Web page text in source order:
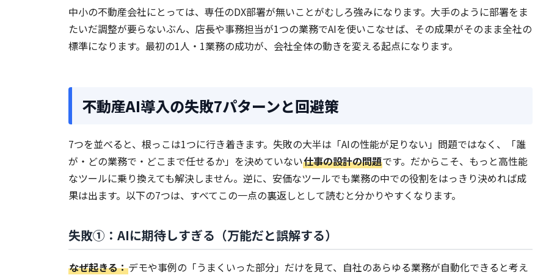
中小の不動産会社にとっては、専任のDX部署が無いことがむしろ強みになります。大手のように部署をま
たいだ調整が要らないぶん、店長や事務担当が1つの業務でAIを使いこなせば、その成果がそのまま全社の
標準になります。最初の1人・1業務の成功が、会社全体の動きを変える起点になります。
不動産AI導入の失敗7パターンと回避策
7つを並べると、根っこは1つに行き着きます。失敗の大半は「AIの性能が足りない」問題ではなく、「誰
が・どの業務で・どこまで任せるか」を決めていない仕事の設計の問題です。だからこそ、もっと高性能
なツールに乗り換えても解決しません。逆に、安価なツールでも業務の中での役割をはっきり決めれば成
果は出ます。以下の7つは、すべてこの一点の裏返しとして読むと分かりやすくなります。
失敗①：AIに期待しすぎる（万能だと誤解する）
なぜ起きる：デモや事例の「うまくいった部分」だけを見て、自社のあらゆる業務が自動化できると考え